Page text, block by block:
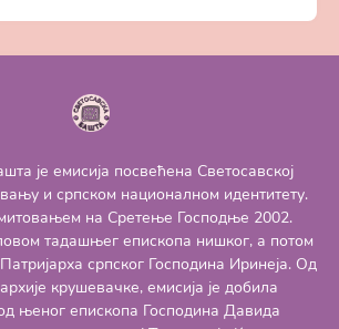
је емисија посвећена Светосавској
и српском националном идентитету.
на Сретење Господње 2002.
тадашњег епископа нишког, а потом
српског Господина Иринеја. Од
крушевачке, емисија је добила
њеног епископа Господина Давида